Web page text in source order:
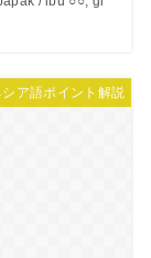
ア語ポイント解説